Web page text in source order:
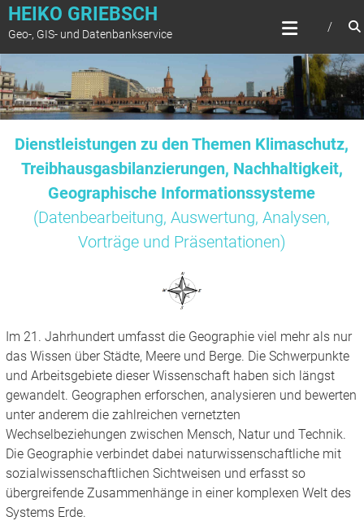
Zum
springen
HEIKO GRIEBSCH
Geo-, GIS- und Datenbankservice
Dienstleistungen zu den Themen Klimaschutz,
Treibhausgasbilanzierungen, Nachhaltigkeit,
Geographische Informationssysteme
(Datenbearbeitung, Auswertung, Analysen,
Vorträge und Präsentationen)
Im 21. Jahrhundert umfasst die Geographie viel mehr als nur
das Wissen über Städte, Meere und Berge. Die Schwerpunkte
und Arbeitsgebiete dieser Wissenschaft haben sich längst
gewandelt. Geographen erforschen, analysieren und bewerten
unter anderem die zahlreichen vernetzten
Wechselbeziehungen zwischen Mensch, Natur und Technik.
Die Geographie verbindet dabei naturwissenschaftliche mit
sozialwissenschaftlichen Sichtweisen und erfasst so
übergreifende Zusammenhänge in einer komplexen Welt des
Systems Erde.